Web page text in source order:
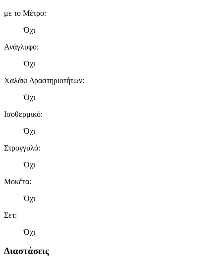
με το Μέτρο:
Όχι
Ανάγλυφο:
Όχι
Χαλάκι Δραστηριοτήτων:
Όχι
Ισοθερμικό:
Όχι
Στρογγυλό:
Όχι
Μοκέτα:
Όχι
Σετ:
Όχι
Διαστάσεις